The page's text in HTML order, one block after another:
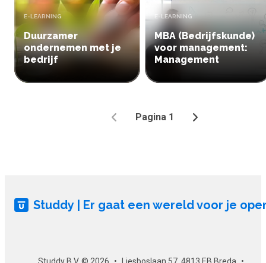
Duurzamer
ondernemen met je
bedrijf
TYPE:
E-LEARNING
MBA (Bedrijfskunde)
voor management:
Management
TYPE:
E-LEARNING
Vorige
Pagina 1
Volgende
Studdy | Er gaat een wereld voor je